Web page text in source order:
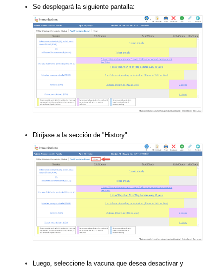
Se desplegará la siguiente pantalla:
Diríjase a la sección de "History".
Luego, seleccione la vacuna que desea desactivar y